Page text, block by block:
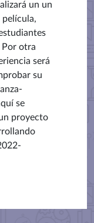
un un
película,
Por otra
será
su
se
proyecto